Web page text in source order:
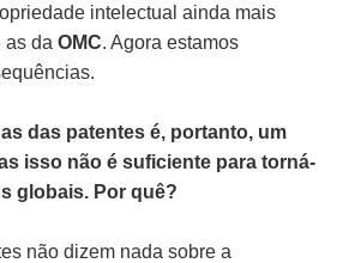
intelectual ainda mais
as daOMC. Agora estamos
das patentes é, portanto, um
isso não é suficiente para torná-
globais. Por quê?
não dizem nada sobre a